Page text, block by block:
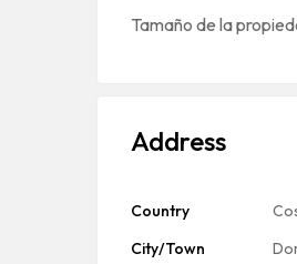
Tamaño de la
Address
Country
City/Town